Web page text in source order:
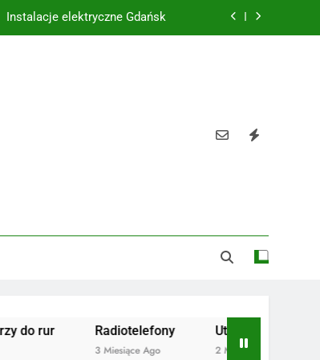
Instalacje elektryczne Gdańsk
Radiotelefony
3 Miesiące Ago
Utylizacja odpadów Lublin
2 Miesiące Ago